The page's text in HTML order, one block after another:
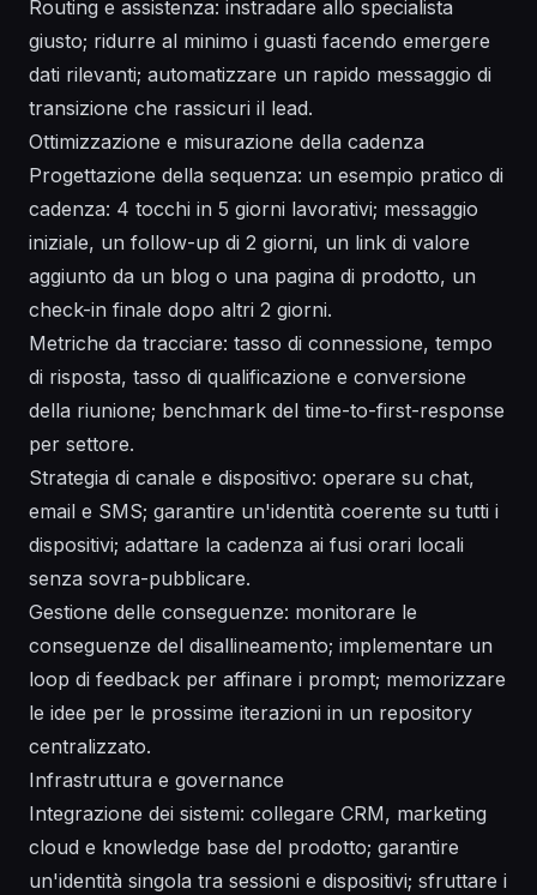
Routing e assistenza: instradare allo specialista
giusto; ridurre al minimo i guasti facendo emergere
dati rilevanti; automatizzare un rapido messaggio di
transizione che rassicuri il lead.
Ottimizzazione e misurazione della cadenza
Progettazione della sequenza: un esempio pratico di
cadenza: 4 tocchi in 5 giorni lavorativi; messaggio
iniziale, un follow-up di 2 giorni, un link di valore
aggiunto da un blog o una pagina di prodotto, un
check-in finale dopo altri 2 giorni.
Metriche da tracciare: tasso di connessione, tempo
di risposta, tasso di qualificazione e conversione
della riunione; benchmark del time-to-first-response
per settore.
Strategia di canale e dispositivo: operare su chat,
email e SMS; garantire un'identità coerente su tutti i
dispositivi; adattare la cadenza ai fusi orari locali
senza sovra-pubblicare.
Gestione delle conseguenze: monitorare le
conseguenze del disallineamento; implementare un
loop di feedback per affinare i prompt; memorizzare
le idee per le prossime iterazioni in un repository
centralizzato.
Infrastruttura e governance
Integrazione dei sistemi: collegare CRM, marketing
cloud e knowledge base del prodotto; garantire
un'identità singola tra sessioni e dispositivi; sfruttare i